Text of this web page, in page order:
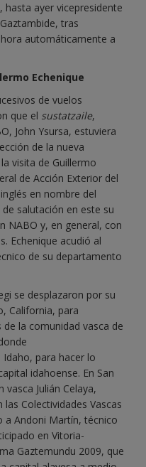
hasta ayer vicepresidente
tras
automáticamente a
Echenique
de vuelos
que el sustatzaile,
John Ysursa, estuviera
de la nueva
visita de Guillermo
de Acción Exterior del
en nombre del
salutación en este su
NABO y, en general, con
Echenique acudió al
de su departamento
se desplazaron por su
California, para
la comunidad vasca de
para hacer lo
idahoense. En San
vasca Julián Celaya,
Colectividades Vascas
a Andoni Martín, técnico
en Vitoria-
Gaztemundu 2009, que